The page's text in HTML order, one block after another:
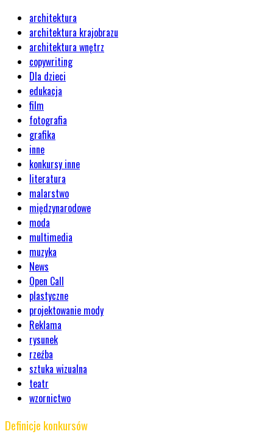
architektura
architektura krajobrazu
architektura wnętrz
copywriting
Dla dzieci
edukacja
film
fotografia
grafika
inne
konkursy inne
literatura
malarstwo
międzynarodowe
moda
multimedia
muzyka
News
Open Call
plastyczne
projektowanie mody
Reklama
rysunek
rzeźba
sztuka wizualna
teatr
wzornictwo
Definicje konkursów